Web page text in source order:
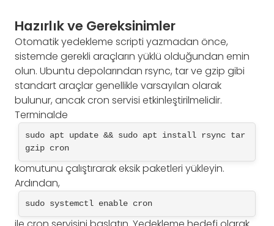
Hazırlık ve Gereksinimler
Otomatik yedekleme scripti yazmadan önce,
sistemde gerekli araçların yüklü olduğundan emin
olun. Ubuntu depolarından rsync, tar ve gzip gibi
standart araçlar genellikle varsayılan olarak
bulunur, ancak cron servisi etkinleştirilmelidir.
Terminalde
sudo apt update && sudo apt install rsync tar
gzip cron
komutunu çalıştırarak eksik paketleri yükleyin.
Ardından,
sudo systemctl enable cron